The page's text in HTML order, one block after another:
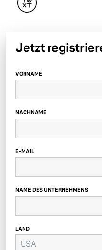
Jetzt
VORNAME
NACHNAME
E-MAIL
NAME DES UNTERNEHMENS
LAND
USA